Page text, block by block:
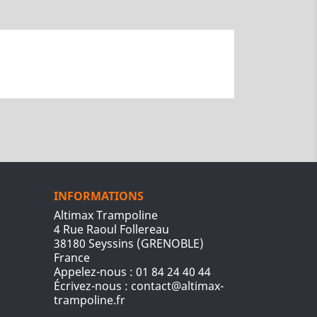
INFORMATIONS
Altimax Trampoline
4 Rue Raoul Follereau
38180 Seyssins (GRENOBLE)
France
Appelez-nous : 01 84 24 40 44
Écrivez-nous : contact@altimax-
trampoline.fr